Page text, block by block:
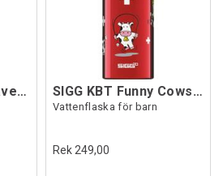
SIGG WMB ONE Brave Eagle 0,6 L SIGG KBT Funny Cows 0,4 L
Vattenflaska för barn
Rek 249,00